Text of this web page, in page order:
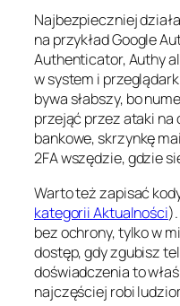
Najbezpieczniej
na przykład Google
Authenticator, Authy
w system i
bywa słabszy, bo
przejąć przez ataki na
bankowe, skrzynkę
2FA wszędzie, gdzie
Warto też zapisać
kategorii Aktualności
bez ochrony, tylko w
dostęp, gdy zgubisz
doświadczenia to
najczęściej robi